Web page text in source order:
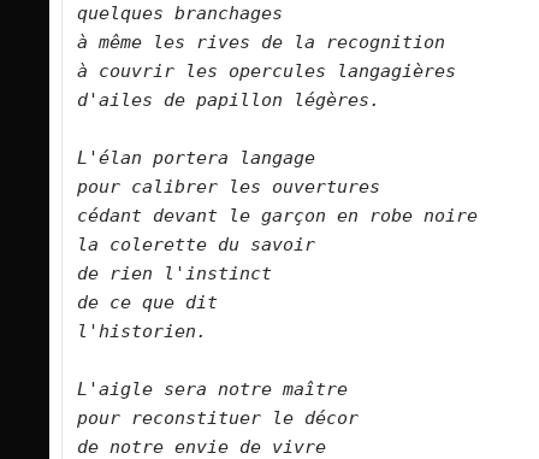
quelques branchages
à même les rives de la recognition
à couvrir les opercules langagières
d'ailes de papillon légères.
L'élan portera langage
pour calibrer les ouvertures
cédant devant le garçon en robe noire
la colerette du savoir
de rien l'instinct
de ce que dit
l'historien.
L'aigle sera notre maître
pour reconstituer le décor
de notre envie de vivre